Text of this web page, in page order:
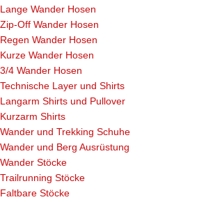
Lange Wander Hosen
Zip-Off Wander Hosen
Regen Wander Hosen
Kurze Wander Hosen
3/4 Wander Hosen
Technische Layer und Shirts
Langarm Shirts und Pullover
Kurzarm Shirts
Wander und Trekking Schuhe
Wander und Berg Ausrüstung
Wander Stöcke
Trailrunning Stöcke
Faltbare Stöcke